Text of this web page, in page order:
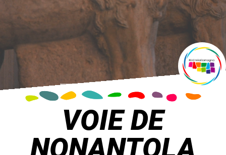
VOIE DE
NONANTOLA